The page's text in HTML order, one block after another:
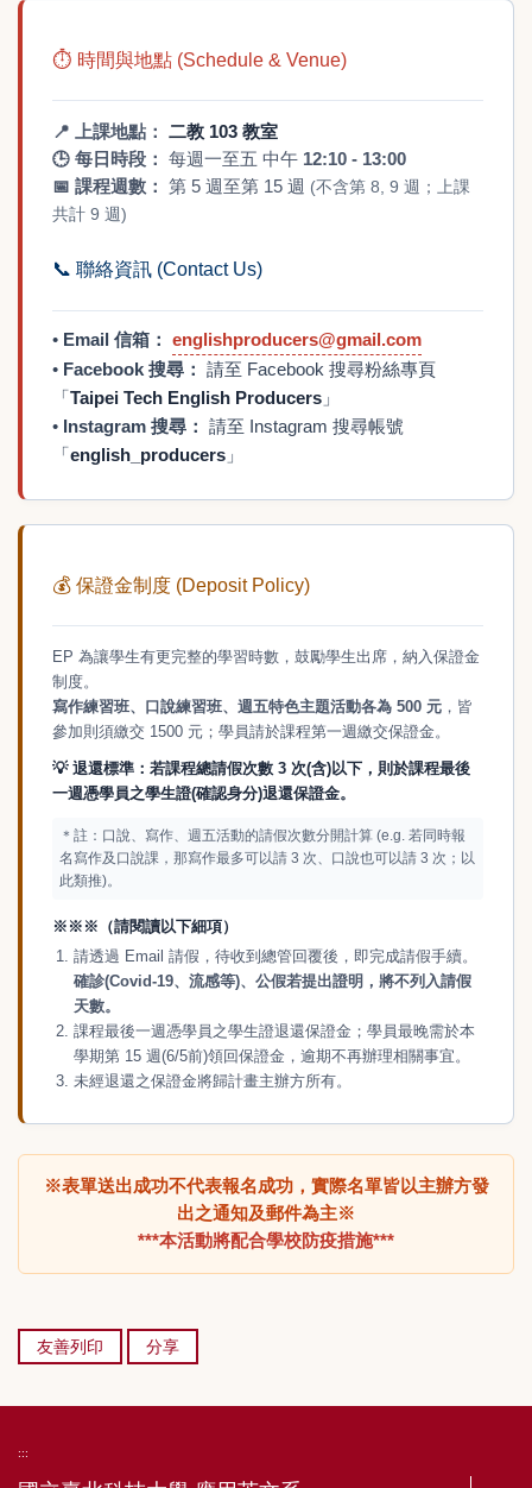
⏱️ 時間與地點 (Schedule & Venue)
📍 上課地點：
二教 103 教室
🕒 每日時段： 每週一至五 中午 12:10 - 13:00
📅 課程週數： 第 5 週至第 15 週 (不含第 8, 9 週；上課
共計 9 週)
📞 聯絡資訊 (Contact Us)
• Email 信箱：
englishproducers@gmail.com
• Facebook 搜尋：
請至 Facebook 搜尋粉絲專頁
「 Taipei Tech English Producers 」
• Instagram 搜尋：
請至 Instagram 搜尋帳號
「 english_producers 」
💰 保證金制度 (Deposit Policy)
EP 為讓學生有更完整的學習時數，鼓勵學生出席，納入保證金
制度。
寫作練習班、口說練習班、週五特色主題活動各為 500 元 ，皆
參加則須繳交 1500 元；學員請於課程第一週繳交保證金。
💡退還標準：若課程總請假次數 3 次(含)以下，則於課程最後
一週憑學員之學生證(確認身分)退還保證金。
＊註：口說、寫作、週五活動的請假次數分開計算 (e.g. 若同時報
名寫作及口說課，那寫作最多可以請 3 次、口說也可以請 3 次；以
此類推)。
※※※（請閱讀以下細項）
請透過 Email 請假，待收到總管回覆後，即完成請假手續。
確診(Covid-19、流感等)、公假若提出證明，將不列入請假
天數。
課程最後一週憑學員之學生證退還保證金；學員最晚需於本
學期第 15 週(6/5前)領回保證金，逾期不再辦理相關事宜。
未經退還之保證金將歸計畫主辦方所有。
※表單送出成功不代表報名成功，實際名單皆以主辦方發
出之通知及郵件為主※
***本活動將配合學校防疫措施***
友善列印 分享
:::